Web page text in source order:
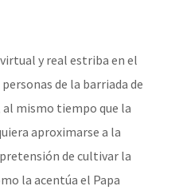
y real estriba en el
de la barriada de
al mismo tiempo que la
aproximarse a la
de cultivar la
la acentúa el Papa